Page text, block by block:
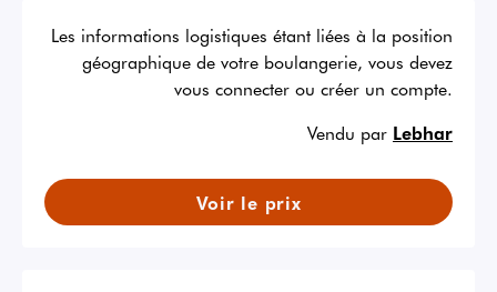
Les informations logistiques étant liées à la position
géographique de votre boulangerie, vous devez
vous connecter ou créer un compte.
Vendu par Lebhar
Voir le prix